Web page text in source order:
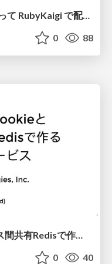
謎解きサイトを Rails SPA で作って RubyKaigi で配布した話
0 88
ドメイン指定Cookieとサービス間共有Redisで作る認証基盤サービス
0 40